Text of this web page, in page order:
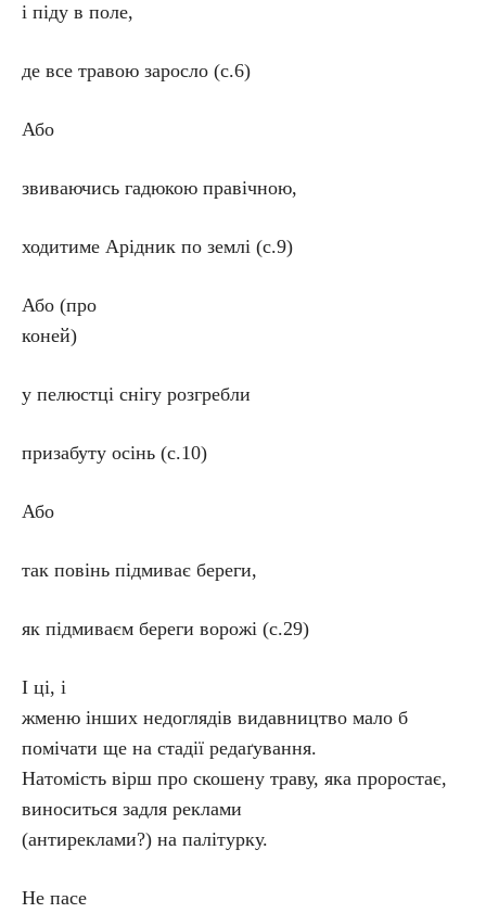
і піду в поле,
де все травою заросло (с.6)
Або
звиваючись гадюкою правічною,
ходитиме Арідник по землі (с.9)
Або (про
коней)
у пелюстці снігу розгребли
призабуту осінь (с.10)
Або
так повінь підмиває береги,
як підмиваєм береги ворожі (с.29)
І ці, і
жменю інших недоглядів видавництво мало б
помічати ще на стадії редаґування.
Натомість вірш про скошену траву, яка проростає,
виноситься задля реклами
(антиреклами?) на палітурку.
Не пасе